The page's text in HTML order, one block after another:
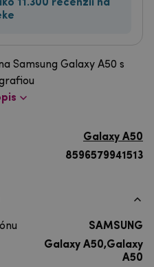
11.300 recenzií na
Samsung Galaxy A50 s
Galaxy A50
8596579941513
SAMSUNG
Galaxy A50,Galaxy
A50